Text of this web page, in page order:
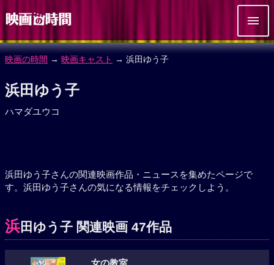
映画の時間 → 映画キャスト → 浜田ゆう子
浜田ゆう子
ハマダユウコ
浜田ゆう子さんの関連映画作品・ニュースを集めたページで
す。浜田ゆう子さんの気になる情報をチェックしよう。
浜田ゆう子 関連映画 47作品